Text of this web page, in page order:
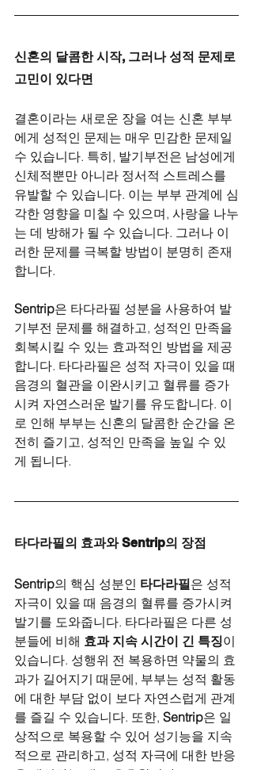
신혼의 달콤한 시작, 그러나 성적 문제로
고민이 있다면
결혼이라는 새로운 장을 여는 신혼 부부
에게 성적인 문제는 매우 민감한 문제일
수 있습니다. 특히, 발기부전은 남성에게
신체적뿐만 아니라 정서적 스트레스를
유발할 수 있습니다. 이는 부부 관계에 심
각한 영향을 미칠 수 있으며, 사랑을 나누
는 데 방해가 될 수 있습니다. 그러나 이
러한 문제를 극복할 방법이 분명히 존재
합니다.
Sentrip은 타다라필 성분을 사용하여 발
기부전 문제를 해결하고, 성적인 만족을
회복시킬 수 있는 효과적인 방법을 제공
합니다. 타다라필은 성적 자극이 있을 때
음경의 혈관을 이완시키고 혈류를 증가
시켜 자연스러운 발기를 유도합니다. 이
로 인해 부부는 신혼의 달콤한 순간을 온
전히 즐기고, 성적인 만족을 높일 수 있
게 됩니다.
타다라필의 효과와 Sentrip의 장점
Sentrip의 핵심 성분인 타다라필은 성적
자극이 있을 때 음경의 혈류를 증가시켜
발기를 도와줍니다. 타다라필은 다른 성
분들에 비해 효과 지속 시간이 긴 특징이
있습니다. 성행위 전 복용하면 약물의 효
과가 길어지기 때문에, 부부는 성적 활동
에 대한 부담 없이 보다 자연스럽게 관계
를 즐길 수 있습니다. 또한, Sentrip은 일
상적으로 복용할 수 있어 성기능을 지속
적으로 관리하고, 성적 자극에 대한 반응